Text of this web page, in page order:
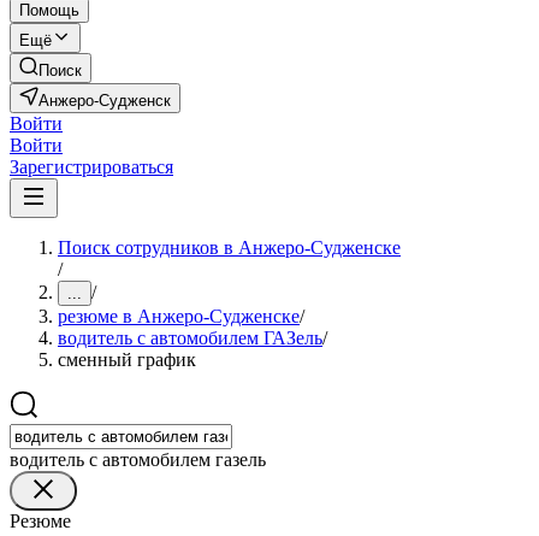
Помощь
Ещё
Поиск
Анжеро-Судженск
Войти
Войти
Зарегистрироваться
Поиск сотрудников в Анжеро-Судженске
/
... /
резюме в Анжеро-Судженске/
водитель с автомобилем ГАЗель/
сменный график
водитель с автомобилем газель
Резюме